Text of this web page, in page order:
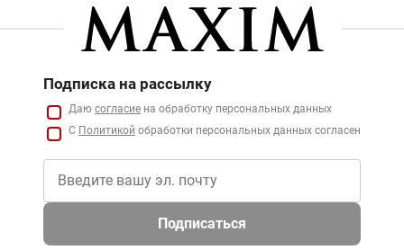
Подписка на рассылку
Даю согласие на обработку персональных данных
С Политикой обработки персональных данных согласен
Подписаться